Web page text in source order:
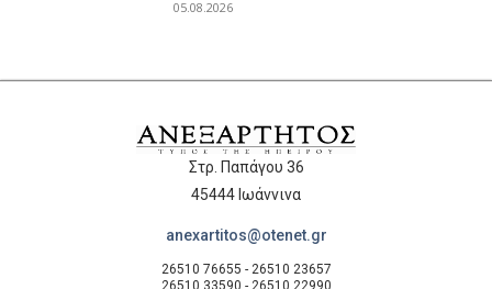
05.08.2026
Στρ. Παπάγου 36
45444 Ιωάννινα
anexartitos@otenet.gr
26510 76655 - 26510 23657
26510 33590 - 26510 22990